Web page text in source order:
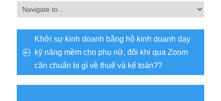
Khởi sự kinh doanh bằng hộ kinh doanh dạy
kỹ năng mềm cho phụ nữ, đôi khi qua Zoom
cần chuẩn bị gì về thuế và kế toán??